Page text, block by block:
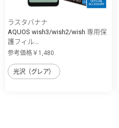
ラスタバナナ
AQUOS wish3/wish2/wish 専用保
護フィル...
参考価格￥1,480
光沢（グレア）